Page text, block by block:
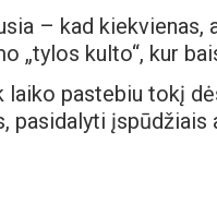
– kad kiekvienas,
„tylos kulto“, kur
laiko pastebiu tokį
pasidalyti